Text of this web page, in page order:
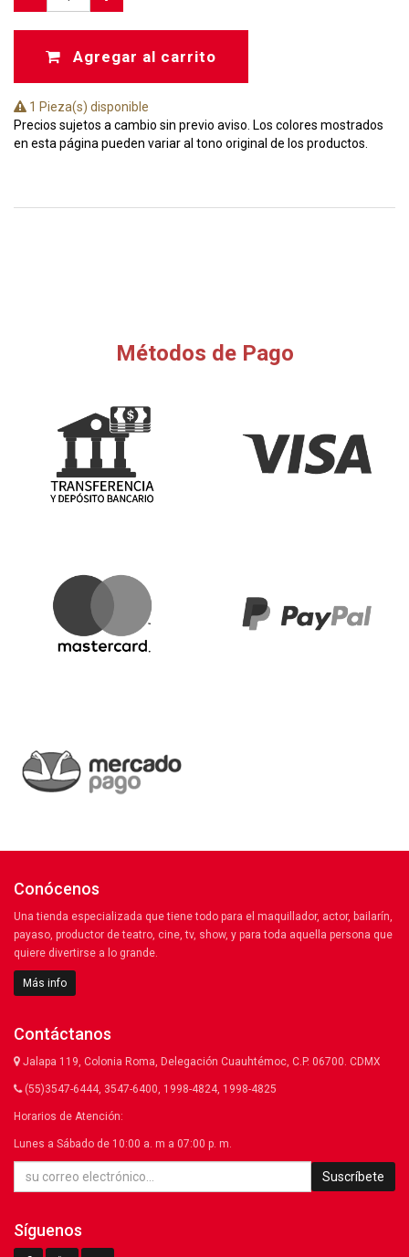
Agregar al carrito
1 Pieza(s) disponible
Precios sujetos a cambio sin previo aviso. Los colores mostrados
en esta página pueden variar al tono original de los productos.
Métodos de Pago
Conócenos
Una tienda especializada que tiene todo para el maquillador, actor, bailarín,
payaso, productor de teatro, cine, tv, show, y para toda aquella persona que
quiere divertirse a lo grande.
Más info
Contáctanos
Jalapa 119, Colonia Roma, Delegación Cuauhtémoc, C.P. 06700. CDMX
(55)3547-6444, 3547-6400, 1998-4824, 1998-4825
Horarios de Atención:
Lunes a Sábado de 10:00 a. m a 07:00 p. m.
Suscríbete
Síguenos